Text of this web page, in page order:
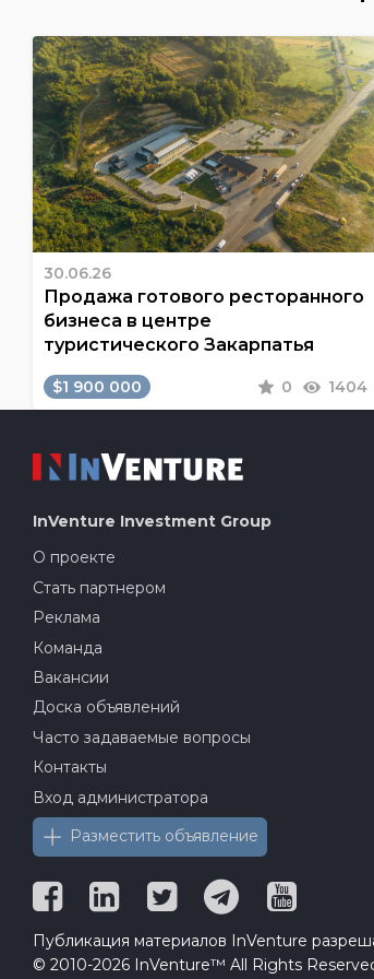
30.06.26
Продажа готового ресторанного
бизнеса в центре
туристического Закарпатья
$1 900 000 0 1404
InVenture Investment Group
О проекте
Стать партнером
Реклама
Команда
Вакансии
Доска объявлений
Часто задаваемые вопросы
Контакты
Вход администратора
Разместить объявление
Публикация материалов InVenture
© 2010-2026 InVenture™ All Rights